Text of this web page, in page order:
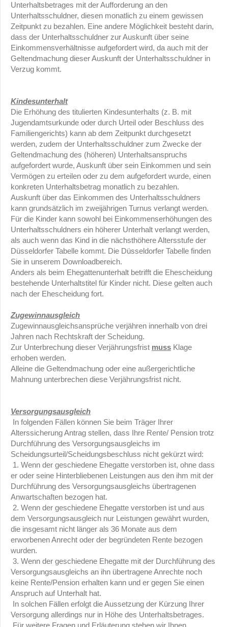
Unterhaltsbetrages mit der Aufforderung an den
Unterhaltsschuldner, diesen monatlich zu einem gewissen
Zeitpunkt zu bezahlen. Eine andere Möglichkeit besteht darin,
dass der Unterhaltsschuldner zur Auskunft über seine
Einkommensverhältnisse aufgefordert wird, da auch mit der
Geltendmachung dieser Auskunft der Unterhaltsschuldner in
Verzug kommt.
Kindesunterhalt
Die Erhöhung des titulierten Kindesunterhalts (z. B. mit
Jugendamtsurkunde oder durch Urteil oder Beschluss des
Familiengerichts) kann ab dem Zeitpunkt durchgesetzt
werden, zudem der Unterhaltsschuldner zum Zwecke der
Geltendmachung des (höheren) Unterhaltsanspruchs
aufgefordert wurde, Auskunft über sein Einkommen und sein
Vermögen zu erteilen oder zu dem aufgefordert wurde, einen
konkreten Unterhaltsbetrag monatlich zu bezahlen.
Auskunft über das Einkommen des Unterhaltsschuldners
kann grundsätzlich im zweijährigen Turnus verlangt werden.
Für die Kinder kann sowohl bei Einkommenserhöhungen des
Unterhaltsschuldners ein höherer Unterhalt verlangt werden,
als auch wenn das Kind in die nächsthöhere Altersstufe der
Düsseldorfer Tabelle kommt. Die Düsseldorfer Tabelle finden
Sie in unserem Downloadbereich.
Anders als beim Ehegattenunterhalt betrifft die Ehescheidung
bestehende Unterhaltstitel für Kinder nicht. Diese gelten auch
nach der Ehescheidung fort.
Zugewinnausgleich
Zugewinnausgleichsansprüche verjähren innerhalb von drei
Jahren nach Rechtskraft der Scheidung.
Zur Unterbrechung dieser Verjährungsfrist muss Klage
erhoben werden.
Alleine die Geltendmachung oder eine außergerichtliche
Mahnung unterbrechen diese Verjährungsfrist nicht.
Versorgungsausgleich
In folgenden Fällen können Sie beim Träger Ihrer
Alterssicherung Antrag stellen, dass Ihre Rente/ Pension trotz
Durchführung des Versorgungsausgleichs im
Scheidungsurteil/Scheidungsbeschluss nicht gekürzt wird:
1. Wenn der geschiedene Ehegatte verstorben ist, ohne dass
er oder seine Hinterbliebenen Leistungen aus den ihm mit der
Durchführung des Versorgungsausgleichs übertragenen
Anwartschaften bezogen hat.
2. Wenn der geschiedene Ehegatte verstorben ist und aus
dem Versorgungsausgleich nur Leistungen gewährt wurden,
die insgesamt nicht länger als 36 Monate aus dem
erworbenen Anrecht oder der begründeten Rente bezogen
wurden.
3. Wenn der geschiedene Ehegatte mit der Durchführung des
Versorgungsausgleichs an ihn übertragene Anrechte noch
keine Rente/Pension erhalten kann und er gegen Sie einen
Anspruch auf Unterhalt hat.
In solchen Fällen erfolgt die Aussetzung der Kürzung Ihrer
Versorgung allerdings nur in Höhe des Unterhaltsbetrages.